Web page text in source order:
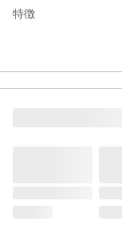
特徴
商品説明